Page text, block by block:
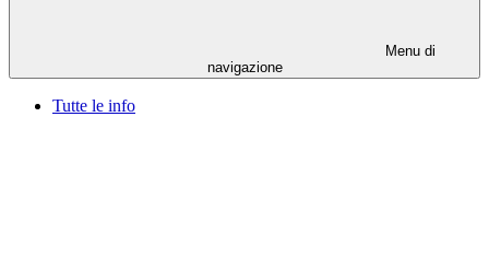
Menu di
navigazione
Tutte le info